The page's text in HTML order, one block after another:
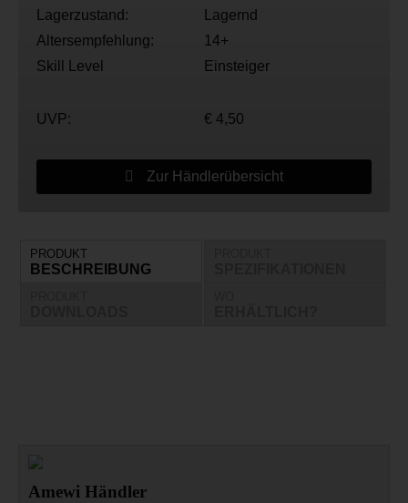
Lagerzustand:
Lagernd
Altersempfehlung:
14+
Skill Level
Einsteiger
UVP: € 4,50
Zur Händlerübersicht
PRODUKT
BESCHREIBUNG
Amewi Händler